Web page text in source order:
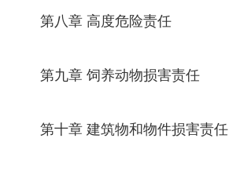
第八章 高度危险责任
第九章 饲养动物损害责任
第十章 建筑物和物件损害责任